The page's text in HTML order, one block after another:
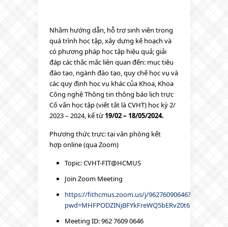
Nhằm hướng dẫn, hỗ trợ sinh viên trong
quá trình học tập, xây dựng kế hoạch và
có phương pháp học tập hiệu quả; giải
đáp các thắc mắc liên quan đến: mục tiêu
đào tạo, ngành đào tạo, quy chế học vụ và
các quy định học vụ khác của Khoa, Khoa
Công nghệ Thông tin thông báo lịch trực
Cố vấn học tập (viết tắt là CVHT) học kỳ 2/
2023 – 2024, kể từ 19/02 – 18/05/2024.
Phương thức trực: tại văn phòng kết
hợp online (qua Zoom)
Topic: CVHT-FIT@HCMUS
Join Zoom Meeting
https://fithcmus.zoom.us/j/96276090646?
pwd=MHFPODZINjBFYkFreWQ5bERvZ0t6Zz09
Meeting ID: 962 7609 0646